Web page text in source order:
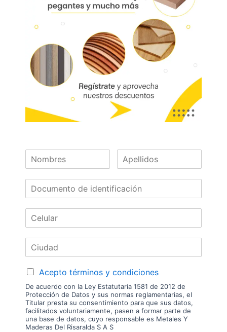
y centro de entretenimiento.
01885
Referencia:
Las imágenes mostradas son de referencia y los colores podrían variar
Nuestras
Marcas
Acepto términos y condiciones
De acuerdo con la Ley Estatutaria 1581 de 2012 de
Protección de Datos y sus normas reglamentarias, el
Titular presta su consentimiento para que sus datos,
facilitados voluntariamente, pasen a formar parte de
una base de datos, cuyo responsable es Metales Y
Maderas Del Risaralda S A S